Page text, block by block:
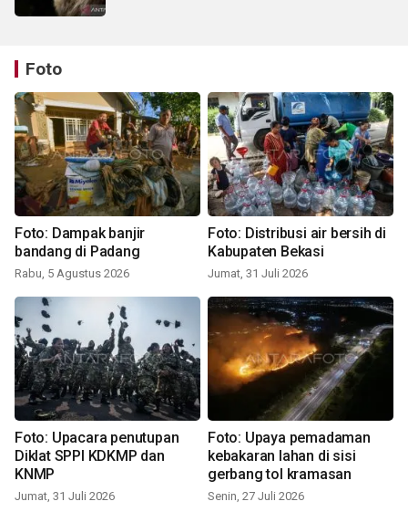
Foto
Foto: Dampak banjir
bandang di Padang
Rabu, 5 Agustus 2026
Foto: Distribusi air bersih di
Kabupaten Bekasi
Jumat, 31 Juli 2026
Foto: Upacara penutupan
Diklat SPPI KDKMP dan
KNMP
Jumat, 31 Juli 2026
Foto: Upaya pemadaman
kebakaran lahan di sisi
gerbang tol kramasan
Senin, 27 Juli 2026